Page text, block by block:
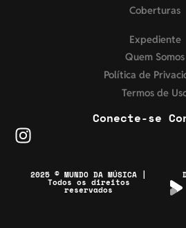
Coberturas
Expediente
Quem Somos
Política de
Termos de
Conecte-se
2025 © MUNDO DA MÚSICA |
Todos os direitos
reservados